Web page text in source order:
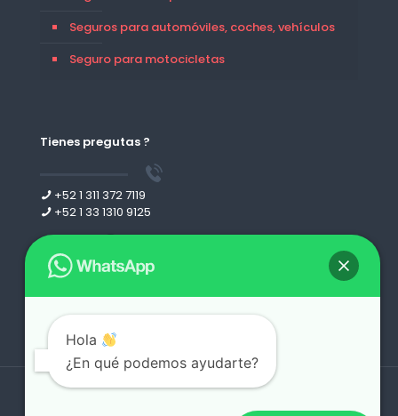
Seguros para automóviles, coches, vehículos
Seguro para motocicletas
Tienes pregutas ?
+52 1 311 372 7119
+52 1 33 1310 9125
Leer más
Hola
¿En qué podemos ayudarte?